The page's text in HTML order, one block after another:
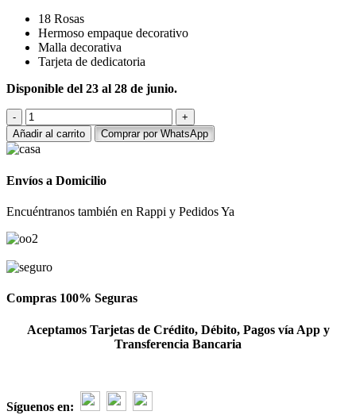
18 Rosas
Hermoso empaque decorativo
Malla decorativa
Tarjeta de dedicatoria
Disponible del 23 al 28 de junio.
Ramo
arcoiris
-
18
cantidad
Añadir al carrito Comprar por WhatsApp
Envíos a Domicilio
Encuéntranos también en Rappi y Pedidos Ya
Compras 100% Seguras
Aceptamos Tarjetas de Crédito, Débito, Pagos vía App y
Transferencia Bancaria
Síguenos en: